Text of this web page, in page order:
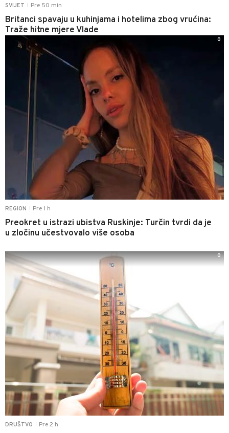
SVIJET Pre 50 min
Britanci spavaju u kuhinjama i hotelima zbog vrućina:
Traže hitne mjere Vlade
REGION Pre 1 h
Preokret u istrazi ubistva Ruskinje: Turčin tvrdi da je
u zločinu učestvovalo više osoba
0
DRUŠTVO Pre 2 h
0